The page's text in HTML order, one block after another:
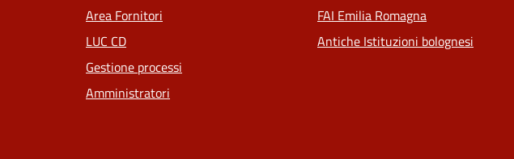
Area Fornitori
LUC CD
Gestione processi
Amministratori
FAI Emilia Romagna
Antiche Istituzioni bolognesi